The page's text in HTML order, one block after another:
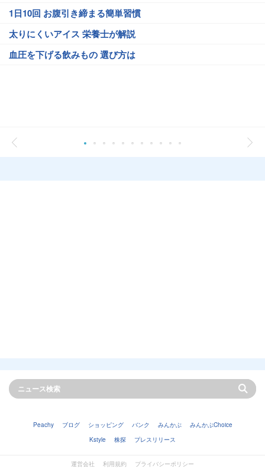
1日10回 お腹引き締まる簡単習慣
太りにくいアイス 栄養士が解説
血圧を下げる飲みもの 選び方は
Peachy ブログ ショッピング バンク みんかぶ
みんかぶChoice
Kstyle
株探 プレスリリース
運営会社 利用規約
プライバシーポリシー